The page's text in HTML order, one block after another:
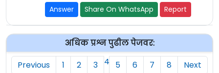
Answer Share On WhatsApp Report
अधिक प्रश्न पुढील पेजवर:
Previous
1 2 3 4 5 6 7 8 Next